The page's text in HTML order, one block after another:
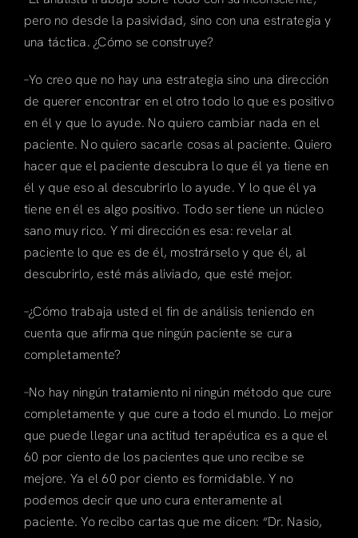
pero no desde la pasividad, sino con una estrategia y
una táctica. ¿Cómo se construye?
–Yo creo que no hay una estrategia sino una dirección
de querer encontrar en el otro todo lo que es positivo
en él y que lo ayude. No quiero cambiar nada en el
paciente. No quiero sacarle cosas al paciente. Quiero
hacer que el paciente descubra lo que él ya tiene en
él y que eso al descubrirlo lo ayude. Y lo que él ya
tiene en él es algo positivo. Todo ser tiene un núcleo
sano muy rico. Y mi dirección es esa: revelar al
paciente lo que es de él, mostrárselo y que él, al
descubrirlo, esté más aliviado, que esté mejor.
–¿Cómo trabaja usted el fin de análisis teniendo en
cuenta que afirma que ningún paciente se cura
completamente?
–No hay ningún tratamiento ni ningún método que cure
completamente y que cure a todo el mundo. Lo mejor
que puede llegar una actitud terapéutica es a que el
60 por ciento de los pacientes que uno recibe se
mejore. Ya el 60 por ciento es formidable. Y no
podemos decir que uno cura enteramente al
paciente. Yo recibo cartas que me dicen: “Dr. Nasio,